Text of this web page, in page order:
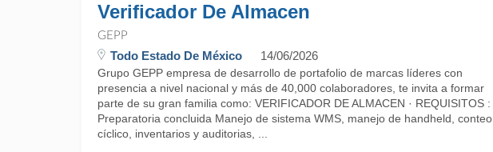
Verificador De Almacen
GEPP
Todo Estado De México 14/06/2026
Grupo GEPP empresa de desarrollo de portafolio de marcas líderes con
presencia a nivel nacional y más de 40,000 colaboradores, te invita a formar
parte de su gran familia como: VERIFICADOR DE ALMACEN · REQUISITOS :
Preparatoria concluida Manejo de sistema WMS, manejo de handheld, conteo
cíclico, inventarios y auditorias, ...